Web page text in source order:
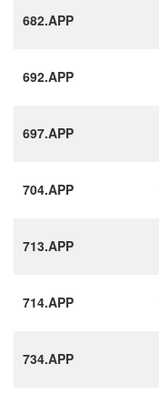
682.APP
692.APP
697.APP
704.APP
713.APP
714.APP
734.APP